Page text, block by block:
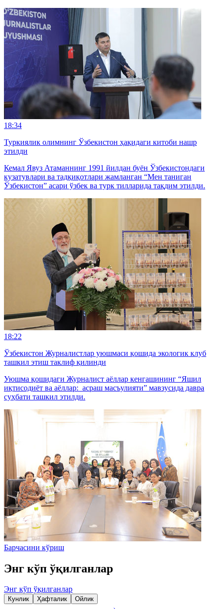
18:34
Туркиялик олимнинг Ўзбекистон ҳақидаги китоби нашр
этилди
Кемал Явуз Атаманнинг 1991 йилдан буён Ўзбекистондаги
кузатувлари ва тадқиқотлари жамланган “Мен таниган
Ўзбекистон” асари ўзбек ва турк тилларида тақдим этилди.
18:22
Ўзбекистон Журналистлар уюшмаси қошида экологик клуб
ташкил этиш таклиф қилинди
Уюшма қошидаги Журналист аёллар кенгашининг “Яшил
иқтисодиёт ва аёллар: асраш масъулияти” мавзусида давра
суҳбати ташкил этилди.
Барчасини кўриш
Энг кўп ўқилганлар
Энг кўп ўқилганлар
Кунлик Ҳафталик Ойлик